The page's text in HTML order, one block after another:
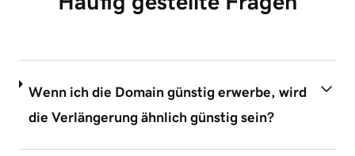
Wenn ich die Domain günstig erwerbe, wird
die Verlängerung ähnlich günstig sein?